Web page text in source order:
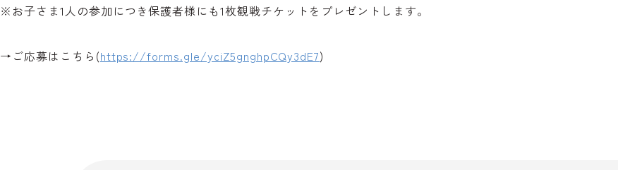
※お子さま1人の参加につき保護者様にも1枚観戦チケットをプレゼントします。
→ご応募はこちら(https://forms.gle/yciZ5gnghpCQy3dE7)